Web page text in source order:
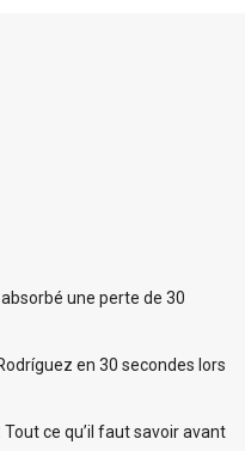
une perte de 30
en 30 secondes lors
ce qu’il faut savoir avant